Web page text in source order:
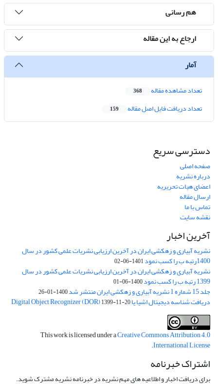
هم رسانی
ارجاع به این مقاله
آمار
تعداد مشاهده مقاله 368
تعداد دریافت فایل اصل مقاله 159
دسترسی سریع
صفحه اصلی
درباره نشریه
اعضای هیات تحریریه
ارسال مقاله
تماس با ما
نقشه سایت
آخرین اخبار
نشریه آبیاری و زهکشی ایران در آخرین ارزیابی نشریات علمی کشور در سال
1400رتبه ب را کسب نمود 1401-06-02
نشریه آبیاری و زهکشی ایران در آخرین ارزیابی نشریات علمی کشور در سال
1399 رتبه ب را کسب نمود 1400-06-01
جلد 15 شماره 1 نشریه آبیاری و زهکشی ایران منتشر شد 1400-01-26
دریافت شناسه دیجیتال اشیا یا Digital Object Recognizer (DOR)1399-11-20
This work is licensed under aCreative Commons Attribution 4.0
International License
.
اشتراک خبرنامه
برای دریافت اخبار و اطلاعیه های مهم نشریه در خبرنامه نشریه مشترک شوید.